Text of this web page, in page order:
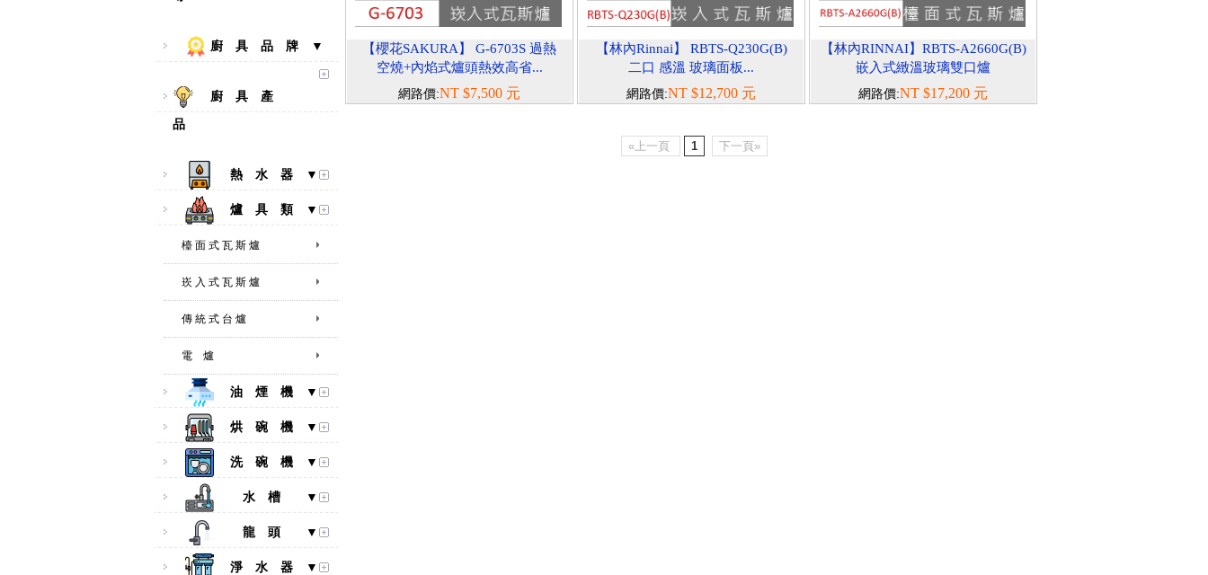
廚 具 品 牌 ▼
廚 具 產
品
熱 水 器 ▼
爐 具 類 ▼
檯 面 式 瓦 斯 爐
崁 入 式 瓦 斯 爐
傳 統 式 台 爐
電 爐
油 煙 機 ▼
烘 碗 機 ▼
洗 碗 機 ▼
水 槽 ▼
龍 頭 ▼
淨 水 器 ▼
【櫻花SAKURA】 G-6703S 過熱
空燒+內焰式爐頭熱效高省...
網路價:NT $7,500 元
【林內Rinnai】 RBTS-Q230G(B)
二口 感溫 玻璃面板...
網路價:NT $12,700 元
【林內RINNAI】RBTS-A2660G(B)
嵌入式緻溫玻璃雙口爐
網路價:NT $17,200 元
«上一頁 1 下一頁»